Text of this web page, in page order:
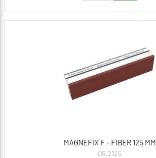
MAGNEFIX F - FIBER 125 MM
06.2125